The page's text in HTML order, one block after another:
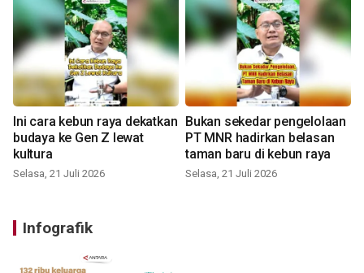
Ini cara kebun raya dekatkan
budaya ke Gen Z lewat
kultura
Selasa, 21 Juli 2026
Bukan sekedar pengelolaan
PT MNR hadirkan belasan
taman baru di kebun raya
Selasa, 21 Juli 2026
Infografik